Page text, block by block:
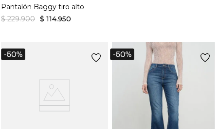
Pantalón Baggy tiro alto
$ 229.900 $ 114.950